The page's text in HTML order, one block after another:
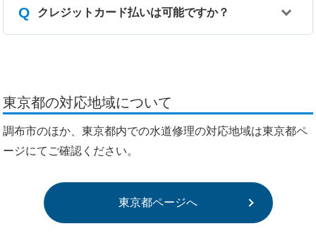
クレジットカード払いは可能ですか？
東京都の対応地域について
調布市のほか、東京都内での水道修理の対応地域は東京都ペ
ージにてご確認ください。
東京都ページへ